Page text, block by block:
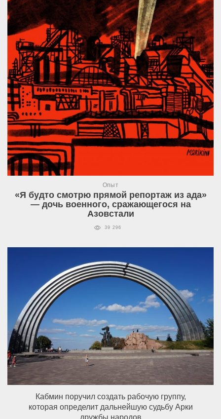
Опыт
«Я будто смотрю прямой репортаж из ада»
— дочь военного, сражающегося на
Азовстали
39 296
Кабмин поручил создать рабочую группу,
которая определит дальнейшую судьбу Арки
дружбы народов